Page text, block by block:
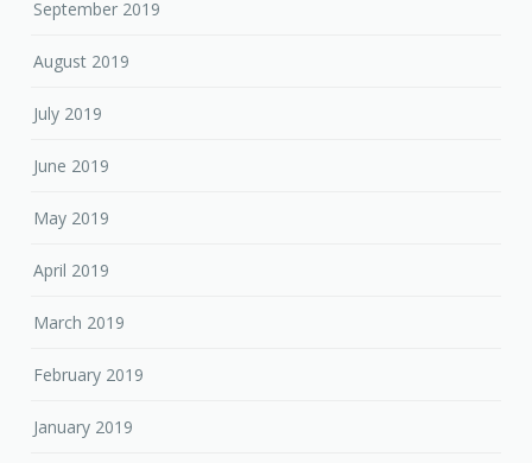
September 2019
August 2019
July 2019
June 2019
May 2019
April 2019
March 2019
February 2019
January 2019